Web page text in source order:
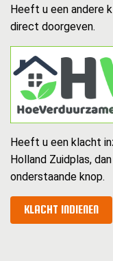
Heeft u een andere
direct doorgeven.
Heeft u een klacht
Holland Zuidplas,
onderstaande knop.
KLACHT INDIENEN